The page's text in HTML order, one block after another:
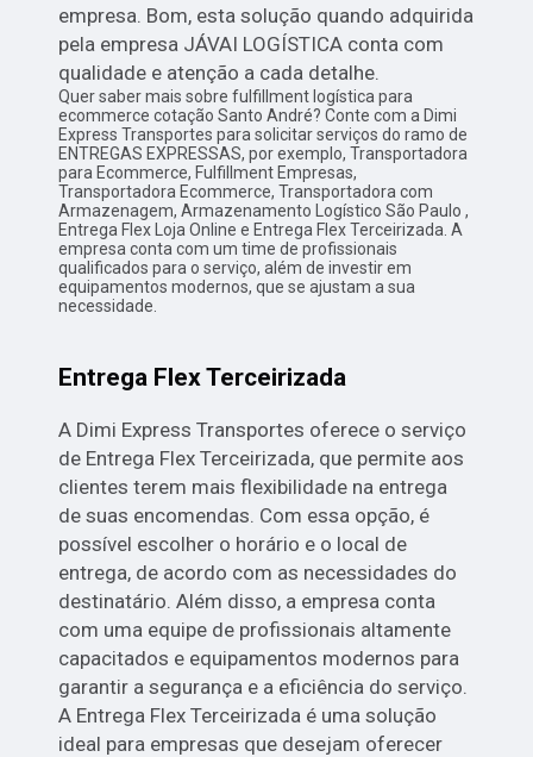
empresa. Bom, esta solução quando adquirida
pela empresa JÁVAI LOGÍSTICA conta com
qualidade e atenção a cada detalhe.
Quer saber mais sobre fulfillment logística para
ecommerce cotação Santo André? Conte com a Dimi
Express Transportes para solicitar serviços do ramo de
ENTREGAS EXPRESSAS, por exemplo, Transportadora
para Ecommerce, Fulfillment Empresas,
Transportadora Ecommerce, Transportadora com
Armazenagem, Armazenamento Logístico São Paulo ,
Entrega Flex Loja Online e Entrega Flex Terceirizada. A
empresa conta com um time de profissionais
qualificados para o serviço, além de investir em
equipamentos modernos, que se ajustam a sua
necessidade.
Entrega Flex Terceirizada
A Dimi Express Transportes oferece o serviço
de Entrega Flex Terceirizada, que permite aos
clientes terem mais flexibilidade na entrega
de suas encomendas. Com essa opção, é
possível escolher o horário e o local de
entrega, de acordo com as necessidades do
destinatário. Além disso, a empresa conta
com uma equipe de profissionais altamente
capacitados e equipamentos modernos para
garantir a segurança e a eficiência do serviço.
A Entrega Flex Terceirizada é uma solução
ideal para empresas que desejam oferecer